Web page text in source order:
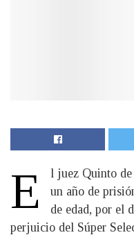
E
l juez Quinto de
un año de
de edad, por el
perjuicio del Súper